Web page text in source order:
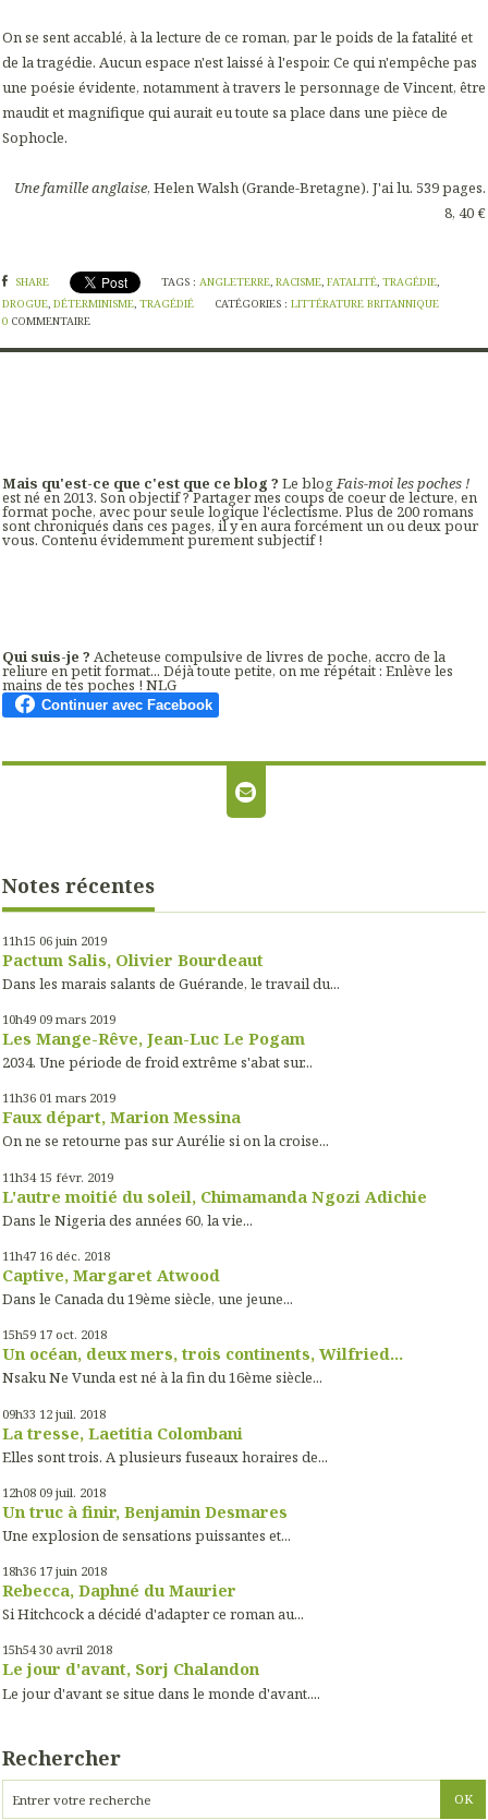
On se sent accablé, à la lecture de ce roman, par le poids de la fatalité et
de la tragédie. Aucun espace n'est laissé à l'espoir. Ce qui n'empêche pas
une poésie évidente, notamment à travers le personnage de Vincent, être
maudit et magnifique qui aurait eu toute sa place dans une pièce de
Sophocle.
Une famille anglaise, Helen Walsh (Grande-Bretagne). J'ai lu. 539 pages.
8, 40 €
SHARE TAGS :ANGLETERRE,RACISME,FATALITÉ,TRAGÉDIE,
DROGUE, DÉTERMINISME, TRAGÉDIÉ CATÉGORIES :LITTÉRATURE BRITANNIQUE
0 COMMENTAIRE
Mais qu'est-ce que c'est que ce blog ? Le blogFais-moi les poches !
est né en 2013. Son objectif ? Partager mes coups de coeur de lecture, en
format poche, avec pour seule logique l'éclectisme. Plus de 200 romans
sont chroniqués dans ces pages, il y en aura forcément un ou deux pour
vous. Contenu évidemment purement subjectif !
Qui suis-je ? Acheteuse compulsive de livres de poche, accro de la
reliure en petit format... Déjà toute petite, on me répétait : Enlève les
mains de tes poches ! NLG
Notes récentes
11h15 06 juin 2019
Pactum Salis, Olivier Bourdeaut
Dans les marais salants de Guérande, le travail du...
10h49 09 mars 2019
Les Mange-Rêve, Jean-Luc Le Pogam
2034. Une période de froid extrême s'abat sur...
11h36 01 mars 2019
Faux départ, Marion Messina
On ne se retourne pas sur Aurélie si on la croise...
11h34 15 févr. 2019
L'autre moitié du soleil, Chimamanda Ngozi Adichie
Dans le Nigeria des années 60, la vie...
11h47 16 déc. 2018
Captive, Margaret Atwood
Dans le Canada du 19ème siècle, une jeune...
15h59 17 oct. 2018
Un océan, deux mers, trois continents, Wilfried...
Nsaku Ne Vunda est né à la fin du 16ème siècle...
09h33 12 juil. 2018
La tresse, Laetitia Colombani
Elles sont trois. A plusieurs fuseaux horaires de...
12h08 09 juil. 2018
Un truc à finir, Benjamin Desmares
Une explosion de sensations puissantes et...
18h36 17 juin 2018
Rebecca, Daphné du Maurier
Si Hitchcock a décidé d'adapter ce roman au...
15h54 30 avril 2018
Le jour d'avant, Sorj Chalandon
Le jour d'avant se situe dans le monde d'avant....
Rechercher